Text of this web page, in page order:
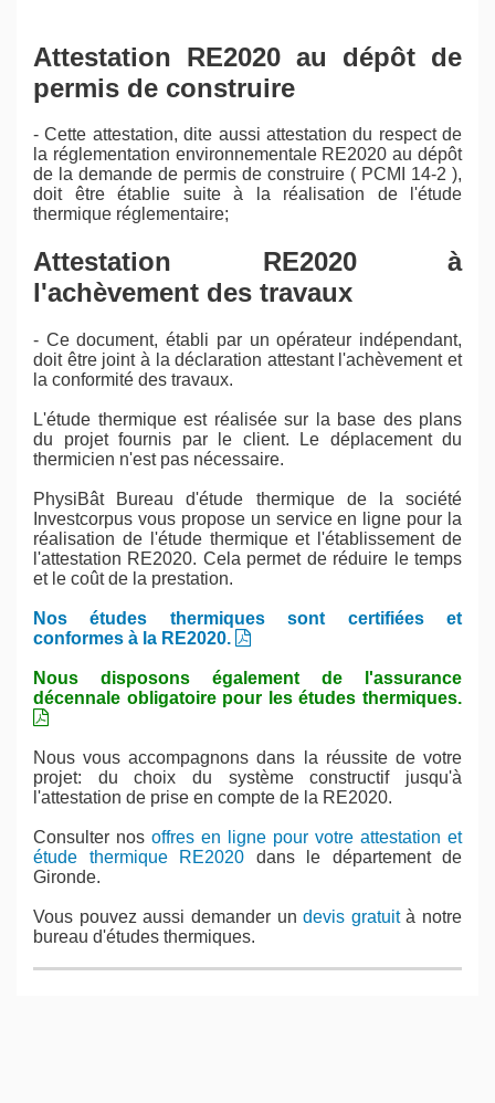
Attestation RE2020 au dépôt de
permis de construire
- Cette attestation, dite aussi attestation du respect de
la réglementation environnementale RE2020 au dépôt
de la demande de permis de construire ( PCMI 14-2 ),
doit être établie suite à la réalisation de l'étude
thermique réglementaire;
Attestation RE2020 à
l'achèvement des travaux
- Ce document, établi par un opérateur indépendant,
doit être joint à la déclaration attestant l'achèvement et
la conformité des travaux.
L'étude thermique est réalisée sur la base des plans
du projet fournis par le client. Le déplacement du
thermicien n'est pas nécessaire.
PhysiBât Bureau d'étude thermique de la société
Investcorpus vous propose un service en ligne pour la
réalisation de l'étude thermique et l'établissement de
l'attestation RE2020. Cela permet de réduire le temps
et le coût de la prestation.
Nos études thermiques sont certifiées et
conformes à la RE2020.
Nous disposons également de l'assurance
décennale obligatoire pour les études thermiques.
Nous vous accompagnons dans la réussite de votre
projet: du choix du système constructif jusqu'à
l'attestation de prise en compte de la RE2020.
Consulter nos offres en ligne pour votre attestation et
étude thermique RE2020 dans le département de
Gironde.
Vous pouvez aussi demander undevis gratuità notre
bureau d'études thermiques.